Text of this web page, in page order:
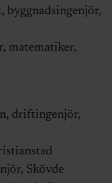
byggnadsingenjör,
matematiker,
driftingenjör,
Skövde